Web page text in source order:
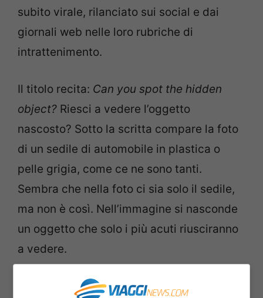
subito virale, rilanciato sui social e dai
giornali web nelle loro rubriche di
intrattenimento.
Il titolo recita: Can you spot the hidden
object? Riesci a vedere l’oggetto
nascosto? Sotto la scritta compare la foto
di un sedile di automobile in plastica o
pelle grigia, come ce ne sono tanti.
Sembra che nella foto ci sia solo il sedile,
ma non è così. Nell’immagine si nasconde
un oggetto che solo i più acuti riusciranno
a vedere.
E vi? Siete riusciti a vedere l’oggetto